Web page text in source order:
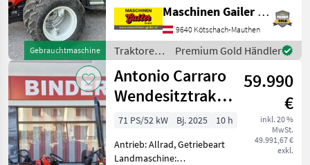
Gebrauchtmaschine
Kabine,
Zapfwellendrehzahl:
540/540E,
Höchstgeschwindigkeit in
km/h: 40 km/h, Aufladung:
Turbolader,
Maschinen Gailer GmbH
9640 Kötschach-Mauthen
Traktoren
/ Antonio
Carraro
Premium Gold Händler
Antonio Carraro
Wendesitztraktor
TRX 7800 S
59.990
€
inkl. 20 %
MwSt.
49.991,67 €
exkl.
71 PS/52 kW Bj. 2025
10 h
Antrieb: Allrad, Getriebeart
Landmaschine: